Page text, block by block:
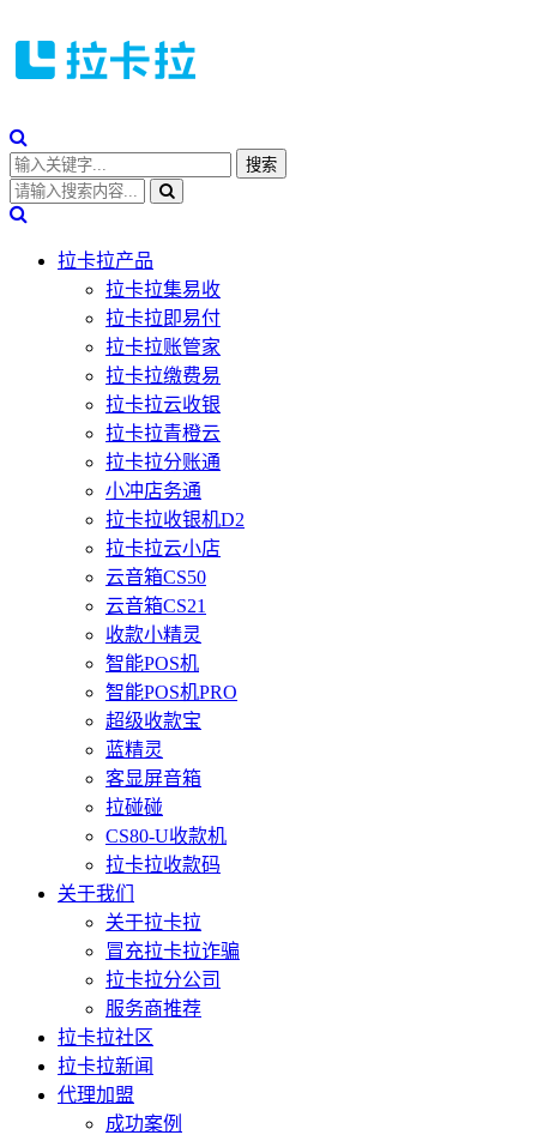
拉卡拉产品
拉卡拉集易收
拉卡拉即易付
拉卡拉账管家
拉卡拉缴费易
拉卡拉云收银
拉卡拉青橙云
拉卡拉分账通
小冲店务通
拉卡拉收银机D2
拉卡拉云小店
云音箱CS50
云音箱CS21
收款小精灵
智能POS机
智能POS机PRO
超级收款宝
蓝精灵
客显屏音箱
拉碰碰
CS80-U收款机
拉卡拉收款码
关于我们
关于拉卡拉
冒充拉卡拉诈骗
拉卡拉分公司
服务商推荐
拉卡拉社区
拉卡拉新闻
代理加盟
成功案例